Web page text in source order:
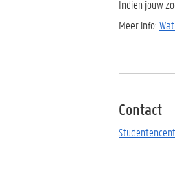
Indien jouw
Meer info:
Contact